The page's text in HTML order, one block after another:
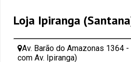
Loja Ipiranga
Av. Barão do Amazonas 1364
com Av. Ipiranga)